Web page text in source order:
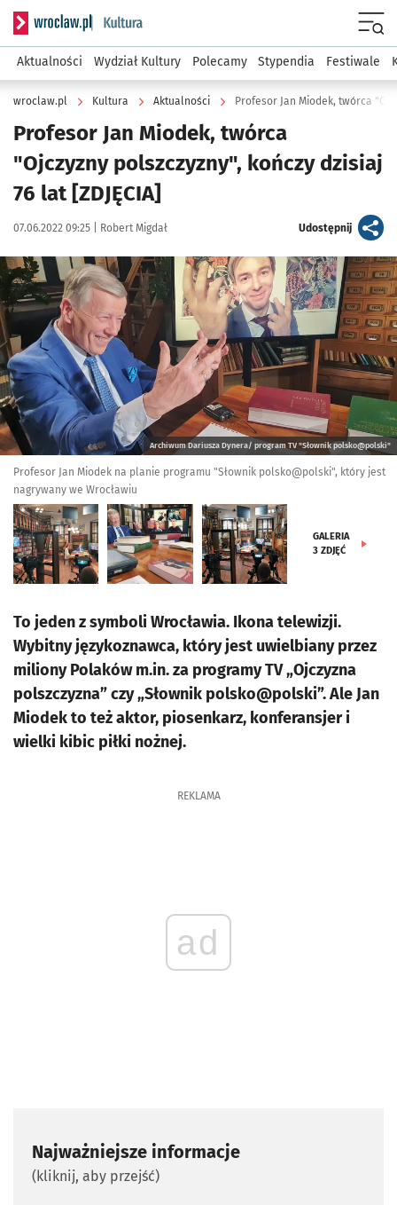
Serwis informacyjny wroclaw.pl podserwis: Kultura
Aktualności Wydział Kultury Polecamy Stypendia Festiwale
wroclaw.pl Kultura Aktualności Profesor Jan Miodek, twórca
Profesor Jan Miodek, twórca
"Ojczyzny polszczyzny", kończy dzisiaj
76 lat [ZDJĘCIA]
Data publikacji:
07.06.2022 09:25 | Autor:
Robert Migdał Udostępnijartykuł
Kliknij, aby zobaczyć galerię
Kliknij, aby powiększyć
Archiwum Dariusza Dynera/ program TV "Słownik polsko@polski"
Profesor Jan Miodek na planie programu "Słownik polsko@polski", który jest
nagrywany we Wrocławiu
GALERIA
3 ZDJĘĆ
To jeden z symboli Wrocławia. Ikona telewizji.
Wybitny językoznawca, który jest uwielbiany przez
miliony Polaków m.in. za programy TV „Ojczyzna
polszczyzna” czy „Słownik polsko@polski”. Ale Jan
Miodek to też aktor, piosenkarz, konferansjer i
wielki kibic piłki nożnej.
REKLAMA
ad
Najważniejsze informacje
(kliknij, aby przejść)